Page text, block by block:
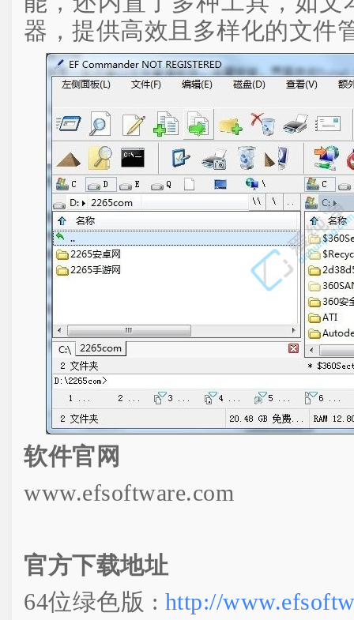
器，提供高效且多样化的文件
软件官网
www.efsoftware.com
官方下载地址
64位绿色版 : http://